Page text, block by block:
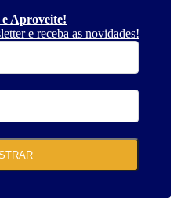
e Aproveite!
e receba as novidades!